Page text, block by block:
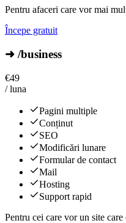
Pentru afaceri care vor mai
Începe gratuit
➜ /business
€49
/ luna
Pagini multiple
Conținut
SEO
Modificări lunare
Formular de contact
Mail
Hosting
Support rapid
Pentru cei care vor un site care